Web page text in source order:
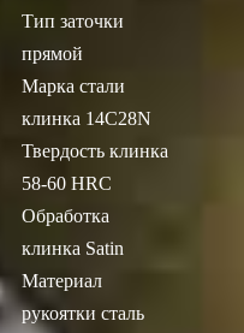
Тип заточки
прямой
Марка стали
клинка 14C28N
Твердость клинка
58-60 HRС
Обработка
клинка Satin
Материал
рукоятки сталь